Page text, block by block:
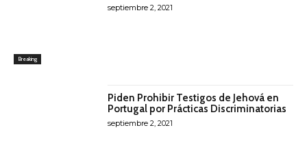
Breaking
septiembre 2, 2021
Piden Prohibir Testigos de Jehová en
Portugal por Prácticas Discriminatorias
septiembre 2, 2021